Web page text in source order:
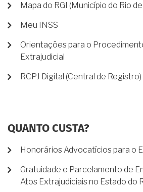
Mapa do RGI (Município do Rio
Meu INSS
Orientações para o
Extrajudicial
RCPJ Digital (Central de Registro)
QUANTO CUSTA?
Honorários Advocatícios para o
Gratuidade e Parcelamento de
Atos Extrajudiciais no Estado do